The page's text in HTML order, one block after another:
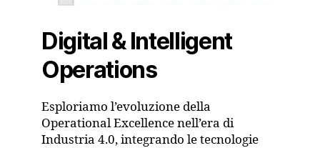
Digital & Intelligent
Operations
Esploriamo l’evoluzione della
Operational Excellence nell’era di
Industria 4.0, integrando le tecnologie